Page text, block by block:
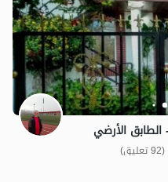
الأرضي
(92 تعليق)